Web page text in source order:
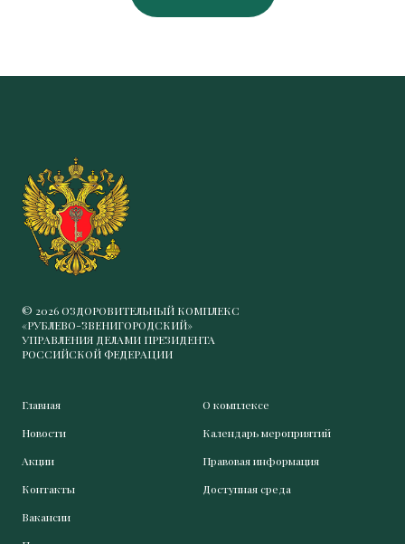
© 2026 ОЗДОРОВИТЕЛЬНЫЙ КОМПЛЕКС
«РУБЛЕВО-ЗВЕНИГОРОДСКИЙ»
УПРАВЛЕНИЯ ДЕЛАМИ ПРЕЗИДЕНТА
РОССИЙСКОЙ ФЕДЕРАЦИИ
Главная
Новости
Акции
Контакты
Вакансии
О комплексе
Календарь мероприятий
Правовая информация
Доступная среда